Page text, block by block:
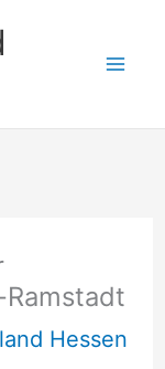
Hessen